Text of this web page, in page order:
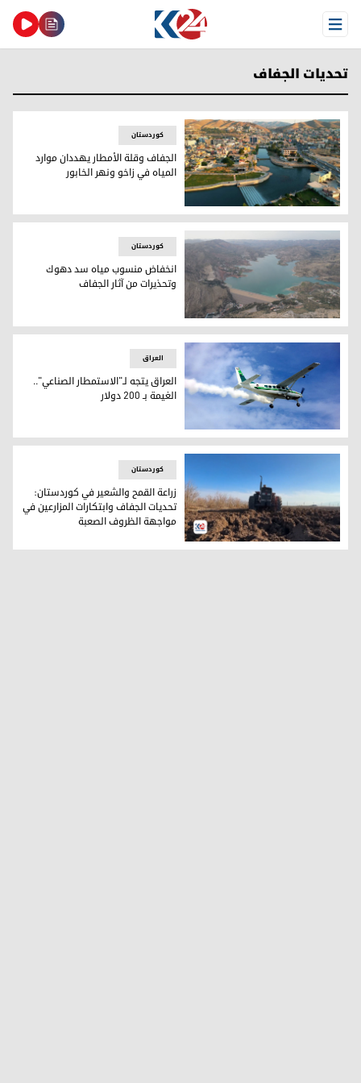
Open Menu
تحديات الجفاف
الجفاف وقلة الأمطار يهددان موارد المياه في زاخو ونهر الخابور
کوردستان
الجفاف وقلة الأمطار يهددان موارد
المياه في زاخو ونهر الخابور
انخفاض منسوب مياه سد دهوك وتحذيرات من آثار الجفاف
کوردستان
انخفاض منسوب مياه سد دهوك
وتحذيرات من آثار الجفاف
العراق يتجه لـ"الاستمطار الصناعي".. الغيمة بـ 200 دولار
العراق
العراق يتجه لـ"الاستمطار الصناعي"..
الغيمة بـ 200 دولار
زراعة القمح والشعير في كوردستان: تحديات الجفاف
کوردستان
زراعة القمح والشعير في كوردستان:
تحديات الجفاف وابتكارات المزارعين في
مواجهة الظروف الصعبة